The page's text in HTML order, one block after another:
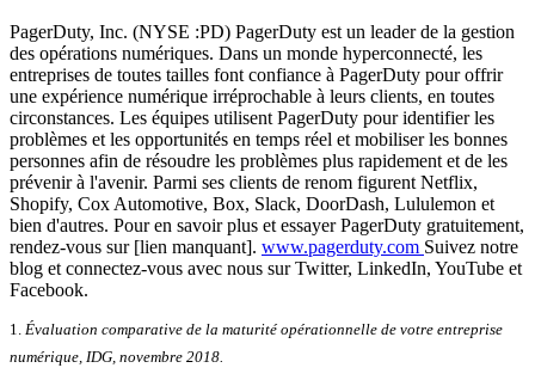
PagerDuty, Inc. (NYSE :PD) PagerDuty est un leader de la gestion
des opérations numériques. Dans un monde hyperconnecté, les
entreprises de toutes tailles font confiance à PagerDuty pour offrir
une expérience numérique irréprochable à leurs clients, en toutes
circonstances. Les équipes utilisent PagerDuty pour identifier les
problèmes et les opportunités en temps réel et mobiliser les bonnes
personnes afin de résoudre les problèmes plus rapidement et de les
prévenir à l'avenir. Parmi ses clients de renom figurent Netflix,
Shopify, Cox Automotive, Box, Slack, DoorDash, Lululemon et
bien d'autres. Pour en savoir plus et essayer PagerDuty gratuitement,
rendez-vous sur [lien manquant]. www.pagerduty.com Suivez notre
blog et connectez-vous avec nous sur Twitter, LinkedIn, YouTube et
Facebook.
1. Évaluation comparative de la maturité opérationnelle de votre entreprise
numérique, IDG, novembre 2018.